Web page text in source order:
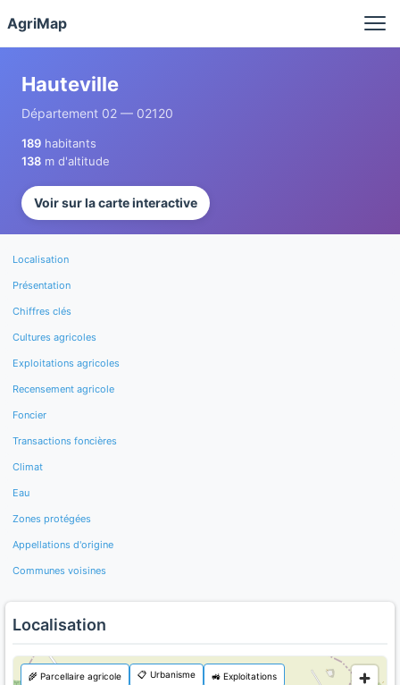
AgriMap
Hauteville
Département 02 — 02120
189 habitants
138 m d'altitude
Voir sur la carte interactive
Localisation
Présentation
Chiffres clés
Cultures agricoles
Exploitations agricoles
Recensement agricole
Foncier
Transactions foncières
Climat
Eau
Zones protégées
Appellations d'origine
Communes voisines
Localisation
🌾 Parcellaire agricole 📋 Urbanisme 🚜 Exploitations